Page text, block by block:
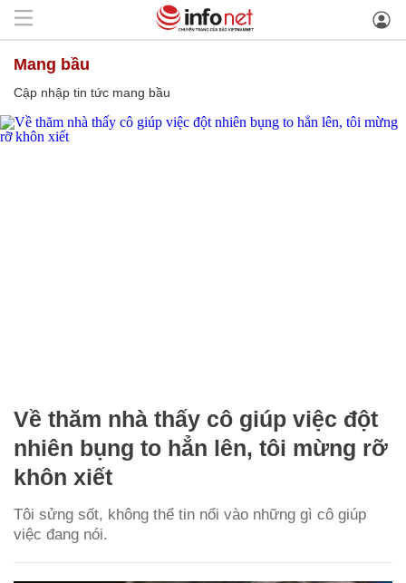
mang bầu
Cập nhập tin tức mang bầu
Về thăm nhà thấy cô giúp việc đột
nhiên bụng to hẳn lên, tôi mừng rỡ
khôn xiết
Tôi sửng sốt, không thể tin nổi vào những gì cô giúp
việc đang nói.